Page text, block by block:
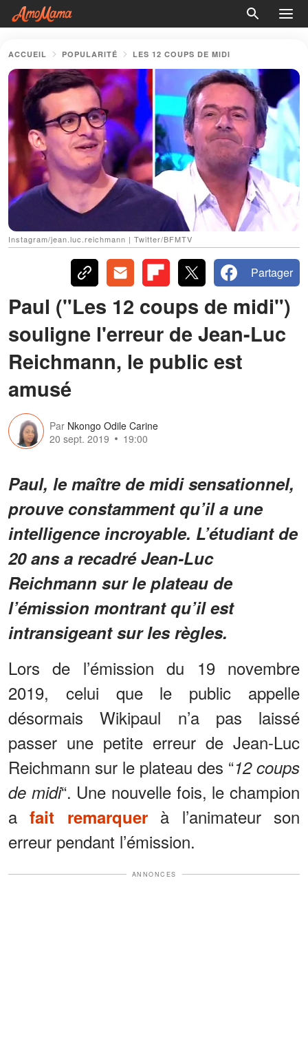
ACCUEIL POPULARITÉ LES 12 COUPS DE MIDI
Instagram/jean.luc.reichmann | Twitter/BFMTV
Partager
Paul ("Les 12 coups de midi")
souligne l'erreur de Jean-Luc
Reichmann, le public est
amusé
Par Nkongo Odile Carine
20 sept. 2019
19:00
Paul, le maître de midi sensationnel,
prouve constamment qu’il a une
intelligence incroyable. L’étudiant de
20 ans a recadré Jean-Luc
Reichmann sur le plateau de
l’émission montrant qu’il est
intransigeant sur les règles.
Lors de l’émission du 19 novembre
2019, celui que le public appelle
désormais Wikipaul n’a pas laissé
passer une petite erreur de Jean-Luc
Reichmann sur le plateau des “12 coups
de midi“. Une nouvelle fois, le champion
afait remarquerà l’animateur son
erreur pendant l’émission.
ANNONCES